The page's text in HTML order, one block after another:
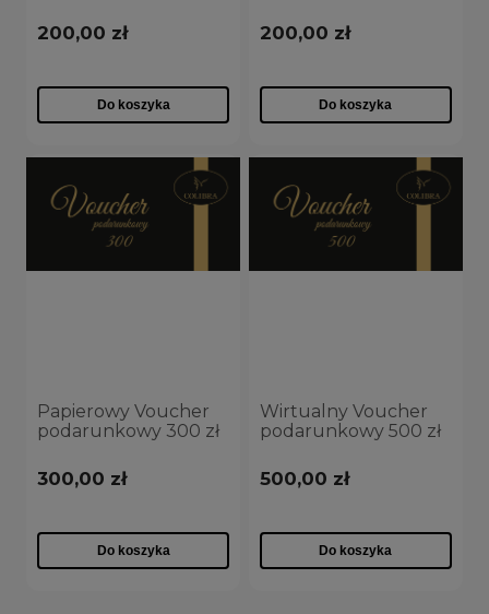
200,00 zł
Do koszyka
200,00 zł
Do koszyka
Papierowy Voucher
podarunkowy 300 zł
300,00 zł
Do koszyka
Wirtualny Voucher
podarunkowy 500 zł
500,00 zł
Do koszyka